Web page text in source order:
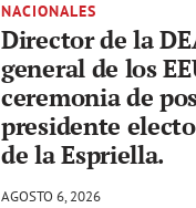
NACIONALES
Director de la
general de los
ceremonia de
presidente
de la Espriella.
AGOSTO 6, 2026